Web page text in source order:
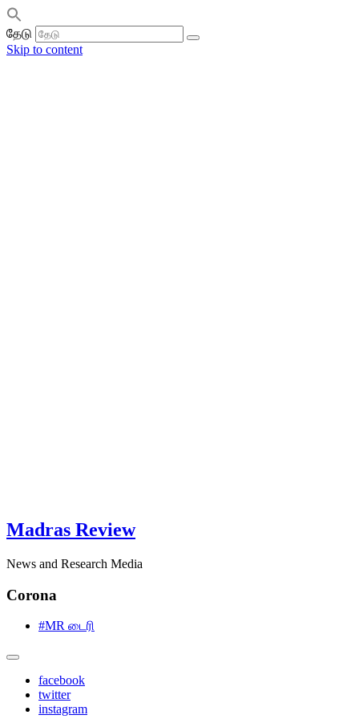
தேடு
Skip to content
Madras Review
News and Research Media
Corona
#MR டைரி
facebook
twitter
instagram